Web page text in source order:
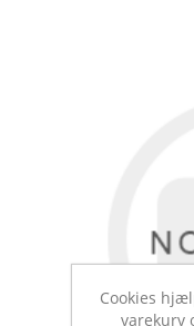
Cookies
varekurv